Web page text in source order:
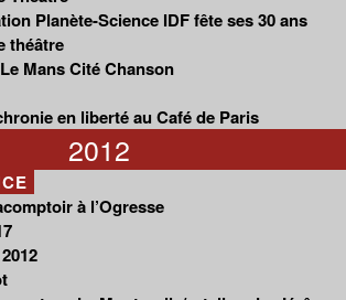
Planète-Science IDF fête ses 30 ans
théâtre
Mans Cité Chanson
en liberté au Café de Paris
2012
à l’Ogresse